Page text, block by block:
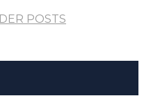
POSTS